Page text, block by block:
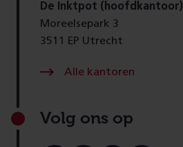
De Inktpot (hoofdkantoor)
Moreelsepark 3
3511 EP Utrecht
Alle kantoren
Volg ons op